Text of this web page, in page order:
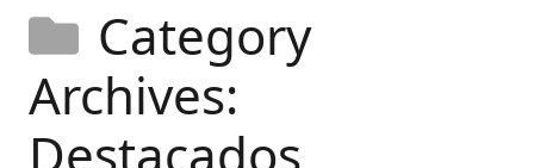
Category
Archives:
Destacados